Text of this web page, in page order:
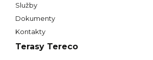
Služby
Dokumenty
Kontakty
Terasy Tereco